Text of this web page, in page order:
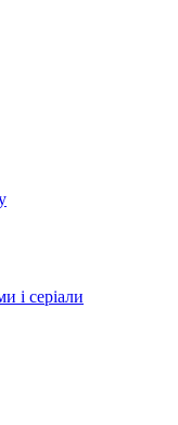
і серіали